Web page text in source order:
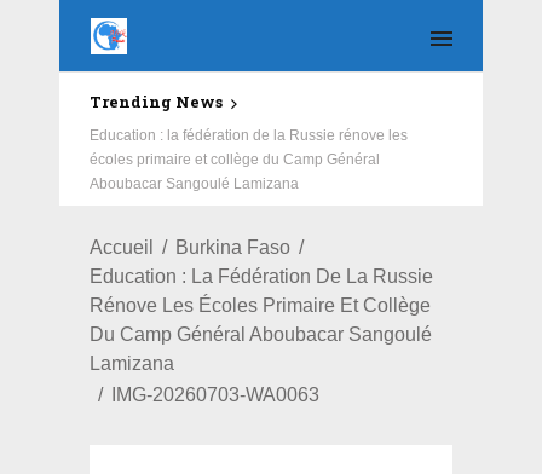
Trending News
Education : la fédération de la Russie rénove les
écoles primaire et collège du Camp Général
Aboubacar Sangoulé Lamizana
Accueil
Burkina Faso
Education : La Fédération De La Russie
Rénove Les Écoles Primaire Et Collège
Du Camp Général Aboubacar Sangoulé
Lamizana
IMG-20260703-WA0063